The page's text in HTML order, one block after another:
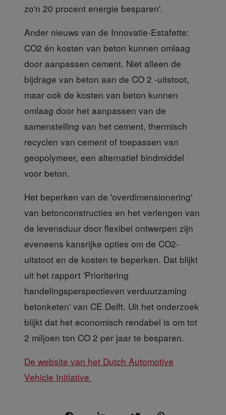
zo'n 20 procent energie besparen'.
Ander nieuws van de Innovatie-Estafette:
CO2 én kosten van beton kunnen omlaag
door aanpassen cement. Niet alleen de
bijdrage van beton aan de CO 2 -uitstoot,
maar ook de kosten van beton kunnen
omlaag door het aanpassen van de
samenstelling van het cement, thermisch
recyclen van cement of toepassen van
geopolymeer, een alternatief bindmiddel
voor beton.
Het beperken van de 'overdimensionering'
van betonconstructies en het verlengen van
de levensduur door flexibel ontwerpen zijn
eveneens kansrijke opties om de CO2-
uitstoot en de kosten te beperken. Dat blijkt
uit het rapport 'Prioritering
handelingsperspectieven verduurzaming
betonketen' van CE Delft. Uit het onderzoek
blijkt dat het economisch rendabel is om tot
2 miljoen ton CO 2 per jaar te besparen.
De website van het Dutch Automotive
Vehicle Initiative